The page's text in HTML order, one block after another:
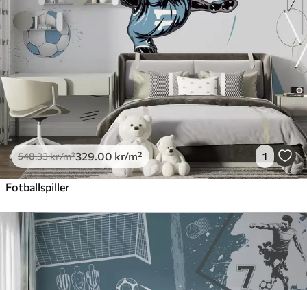
Premium vinyl
650 .00390
Peel and Stick
925.00555 .00kr /m²
548.33kr/m²329 .00 kr/m² 1
Fotballspiller